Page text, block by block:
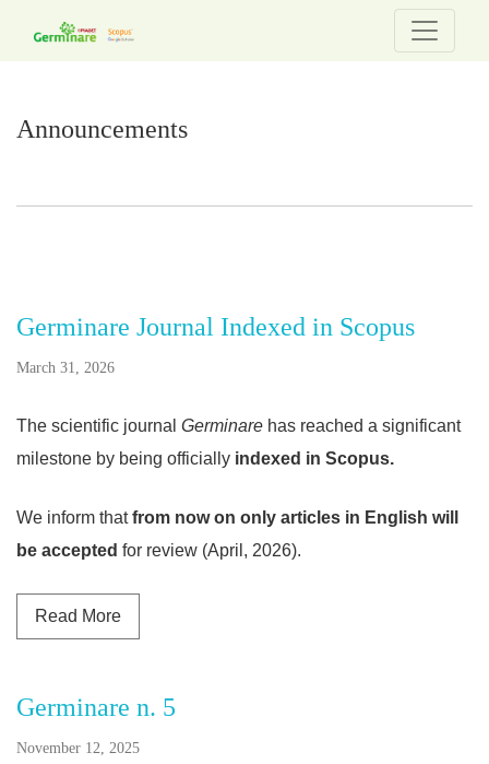
Announcements
Germinare Journal Indexed in Scopus
March 31, 2026
The scientific journal Germinare has reached a significant
milestone by being officially indexed in Scopus.
We inform thatfrom now on only articles in English will
be accepted for review (April, 2026).
Read MoreRead more about Germinare Journal Indexed
Germinare n. 5
November 12, 2025